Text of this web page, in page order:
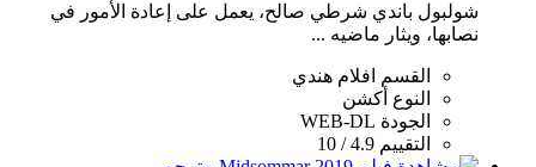
شولبول باندي شرطي صالح، يعمل على إعادة اﻷمور في
نصابها، ويثار ماضيه ...
القسم
افلام هندي
النوع أكشن
الجودة WEB-DL
التقييم 4.9 / 10